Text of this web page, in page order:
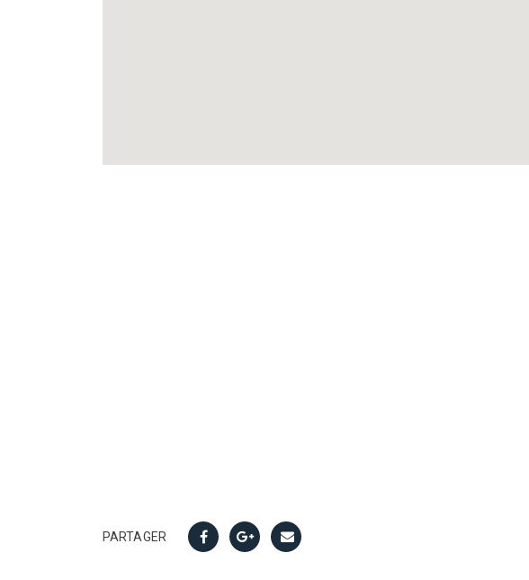
PARTAGER